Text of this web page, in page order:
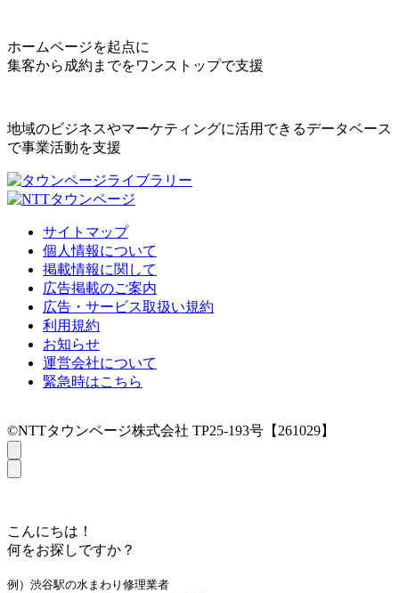
ホームページを起点に
集客から成約までをワンストップで支援
地域のビジネスやマーケティングに活用できるデータベース
で事業活動を支援
サイトマップ
個人情報について
掲載情報に関して
広告掲載のご案内
広告・サービス取扱い規約
利用規約
お知らせ
運営会社について
緊急時はこちら
©NTTタウンページ株式会社 TP25-193号【261029】
こんにちは！
何をお探しですか？
例）渋谷駅の水まわり修理業者